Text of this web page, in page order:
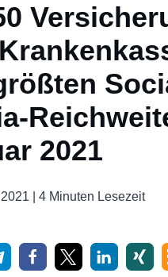
2021
| 4 Minuten Lesezeit